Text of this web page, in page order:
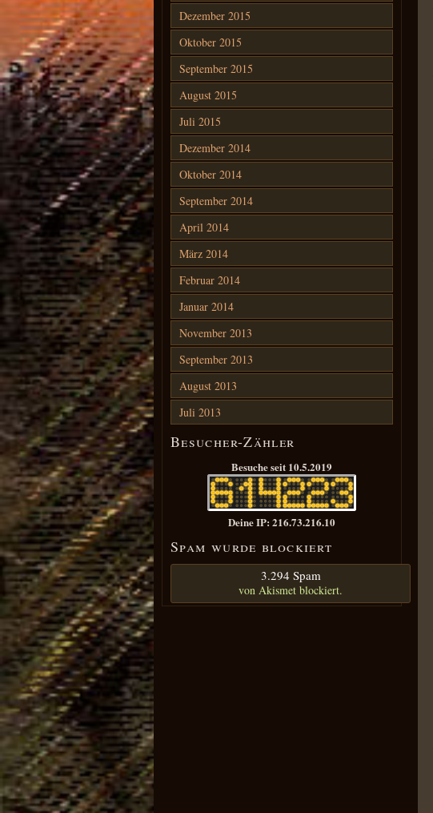
Dezember 2015
Oktober 2015
September 2015
August 2015
Juli 2015
Dezember 2014
Oktober 2014
September 2014
April 2014
März 2014
Februar 2014
Januar 2014
November 2013
September 2013
August 2013
Juli 2013
Besucher-Zähler
Besuche seit 10.5.2019
Deine IP: 216.73.216.10
Spam wurde blockiert
3.294 Spam
von Akismet blockiert.